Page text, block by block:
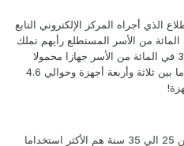
الذي أجراه المركز الإلكتروني التابع
المصري أن 39.4 في المائة من الأسر المستطلع رأيهم تملك
جهاز هاتف جوال واحد، بينما يملك 31.5 في المائة من الأسر جهازا محمولا
خاصا أخرا، و24.5 في المائة يملكون ما بين ثلاثة وأربعة أجهزة وحوالي 4.6
وقد كشفت الدراسة أن الشباب ما بين 25 الي 35 سنة هم الأكثر استخداما